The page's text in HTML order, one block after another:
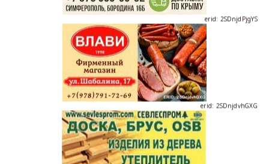
erid: 2SDnjdvhGXG